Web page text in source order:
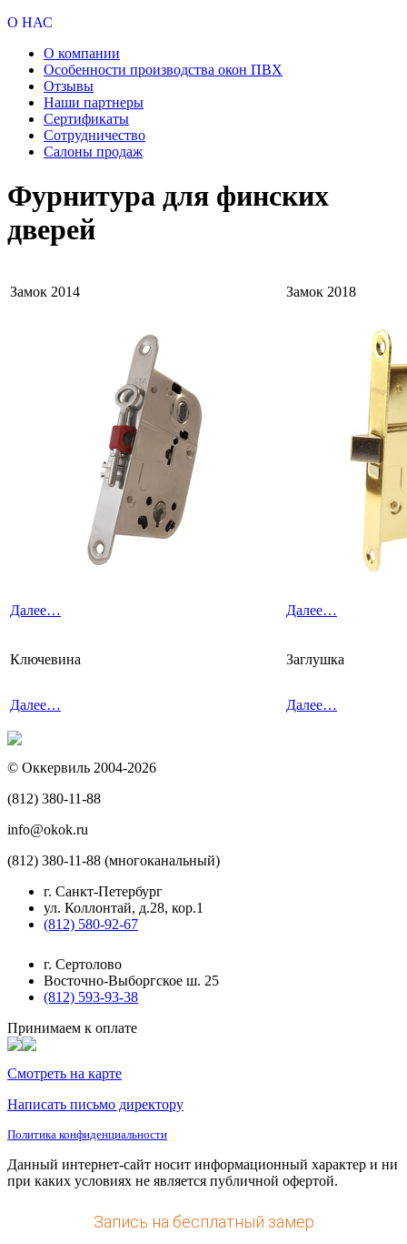
О НАС
О компании
Особенности производства окон ПВХ
Отзывы
Наши партнеры
Сертификаты
Сотрудничество
Салоны продаж
Фурнитура для финских
дверей
Замок 2014
Далее…
Замок 2018
Далее…
Ключевина
Далее…
Заглушка
Далее…
© Оккервиль 2004-2026
(812) 380-11-88
info@okok.ru
(812) 380-11-88 (многоканальный)
г. Санкт-Петербург
ул. Коллонтай, д.28, кор.1
(812) 580-92-67
г. Сертолово
Восточно-Выборгское ш. 25
(812) 593-93-38
Принимаем к оплате
Смотреть на карте
Написать письмо директору
Политика конфиденциальности
Данный интернет-сайт носит информационный характер и ни
при каких условиях не является публичной офертой.
Запись на бесплатный замер